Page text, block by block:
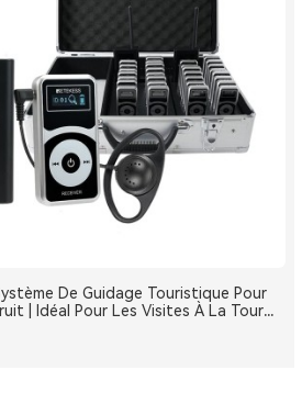
De Guidage Touristique Pour
| Idéal Pour Les Visites À La Tour
Et Les Monuments De France